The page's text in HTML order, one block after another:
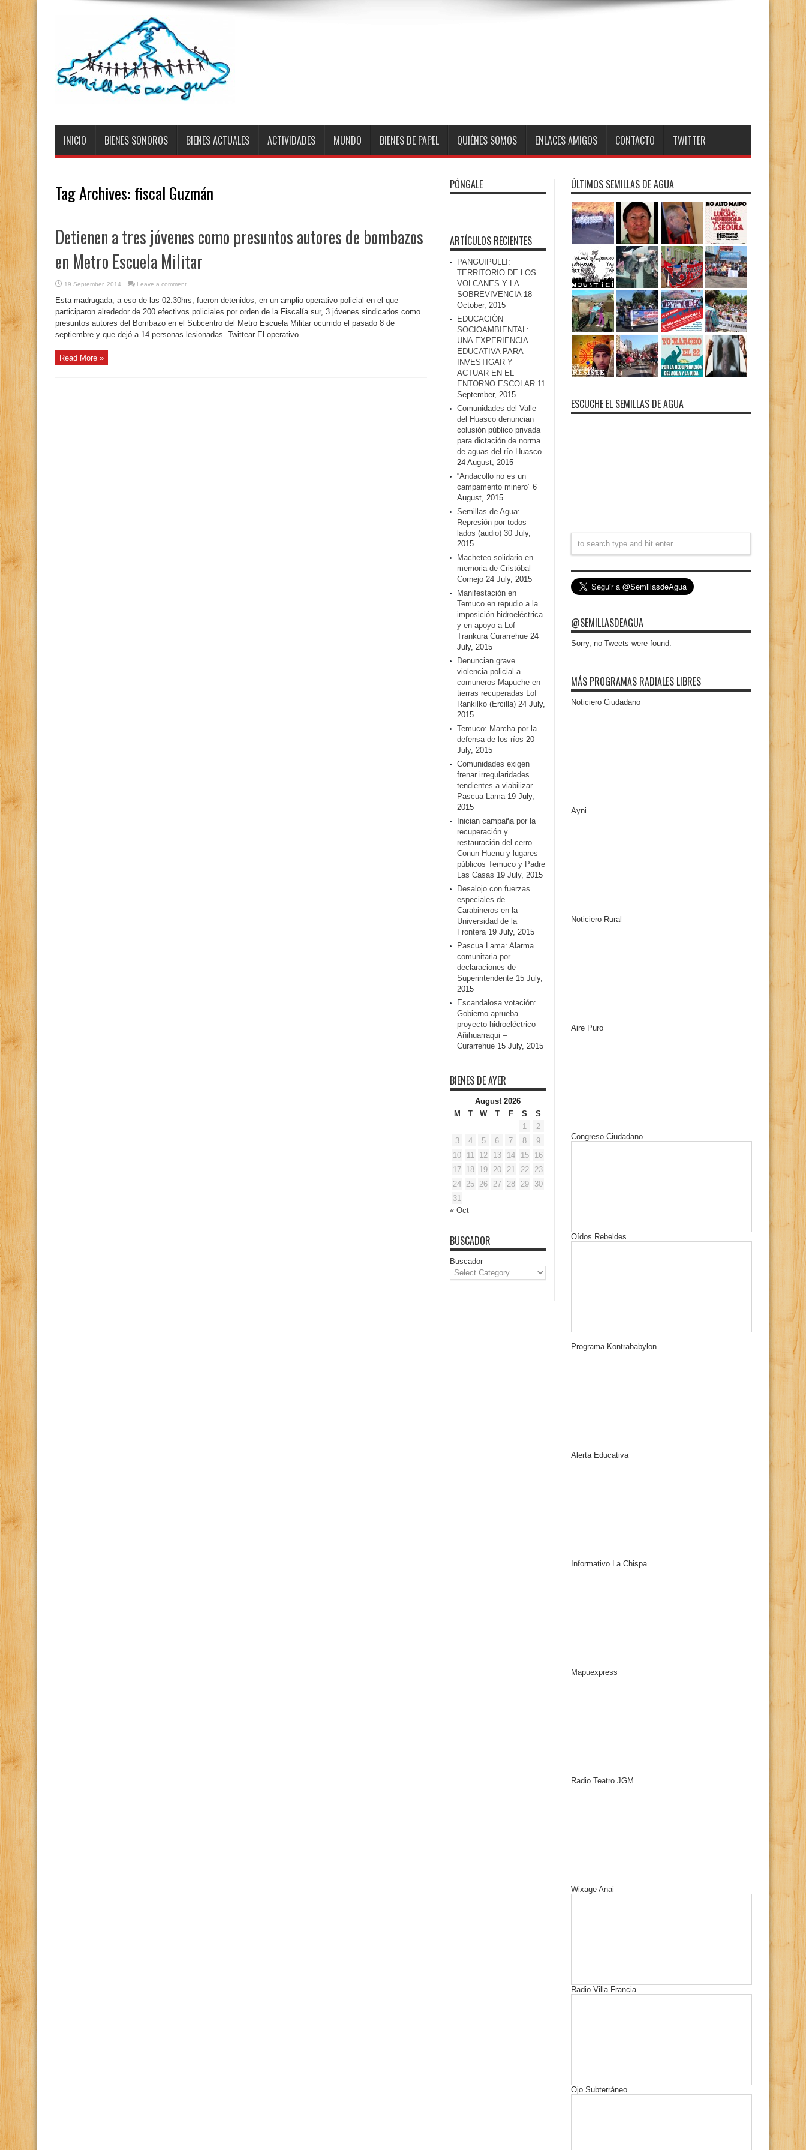
INICIO BIENES SONOROS BIENES ACTUALES ACTIVIDADES MUNDO BIENES DE PAPEL QUIÉNES SOMOS ENLACES AMIGOS CONTACTO TWITTER
Tag Archives: fiscal Guzmán
Detienen a tres jóvenes como presuntos autores de bombazos
en Metro Escuela Militar
19 September, 2014 Leave a comment
Esta madrugada, a eso de las 02:30hrs, fueron detenidos, en un amplio operativo policial en el que
participaron alrededor de 200 efectivos policiales por orden de la Fiscalía sur, 3 jóvenes sindicados como
presuntos autores del Bombazo en el Subcentro del Metro Escuela Militar ocurrido el pasado 8 de
septiembre y que dejó a 14 personas lesionadas. Twittear El operativo ...
Read More »
PÓNGALE
ARTÍCULOS RECIENTES
PANGUIPULLI:
TERRITORIO DE LOS
VOLCANES Y LA
SOBREVIVENCIA 18
October, 2015
EDUCACIÓN
SOCIOAMBIENTAL:
UNA EXPERIENCIA
EDUCATIVA PARA
INVESTIGAR Y
ACTUAR EN EL
ENTORNO ESCOLAR 11
September, 2015
Comunidades del Valle
del Huasco denuncian
colusión público privada
para dictación de norma
de aguas del río Huasco.
24 August, 2015
“Andacollo no es un
campamento minero” 6
August, 2015
Semillas de Agua:
Represión por todos
lados (audio) 30 July,
2015
Macheteo solidario en
memoria de Cristóbal
Cornejo 24 July, 2015
Manifestación en
Temuco en repudio a la
imposición hidroeléctrica
y en apoyo a Lof
Trankura Curarrehue 24
July, 2015
Denuncian grave
violencia policial a
comuneros Mapuche en
tierras recuperadas Lof
Rankilko (Ercilla) 24 July,
2015
Temuco: Marcha por la
defensa de los ríos 20
July, 2015
Comunidades exigen
frenar irregularidades
tendientes a viabilizar
Pascua Lama 19 July,
2015
Inician campaña por la
recuperación y
restauración del cerro
Conun Huenu y lugares
públicos Temuco y Padre
Las Casas 19 July, 2015
Desalojo con fuerzas
especiales de
Carabineros en la
Universidad de la
Frontera 19 July, 2015
Pascua Lama: Alarma
comunitaria por
declaraciones de
Superintendente 15 July,
2015
Escandalosa votación:
Gobierno aprueba
proyecto hidroeléctrico
Añihuarraqui –
Curarrehue 15 July, 2015
BIENES DE AYER
August 2026
M
T W T F S
S
1
2
3
4 5 6 7 8
9
10
11 12 13 14 15
16
17 18 19 20 21 22
23
24 25 26 27 28 29
30
31
« Oct
BUSCADOR
Buscador
ÚLTIMOS SEMILLAS DE AGUA
ESCUCHE EL SEMILLAS DE AGUA
@SEMILLASDEAGUA
Sorry, no Tweets were found.
MÁS PROGRAMAS RADIALES LIBRES
Noticiero Ciudadano
Ayni
Noticiero Rural
Aire Puro
Congreso Ciudadano
Oídos Rebeldes
Programa Kontrababylon
Alerta Educativa
Informativo La Chispa
Mapuexpress
Radio Teatro JGM
Wixage Anai
Radio Villa Francia
Ojo Subterráneo